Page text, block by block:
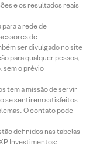
e os resultados reais
a rede de
de
ser divulgado no site
para qualquer pessoa,
sem o prévio
tem a missão de servir
se sentirem satisfeitos
O contato pode
definidos nas tabelas
Investimentos: